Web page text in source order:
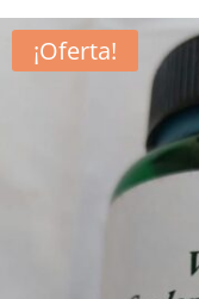
¡Oferta!